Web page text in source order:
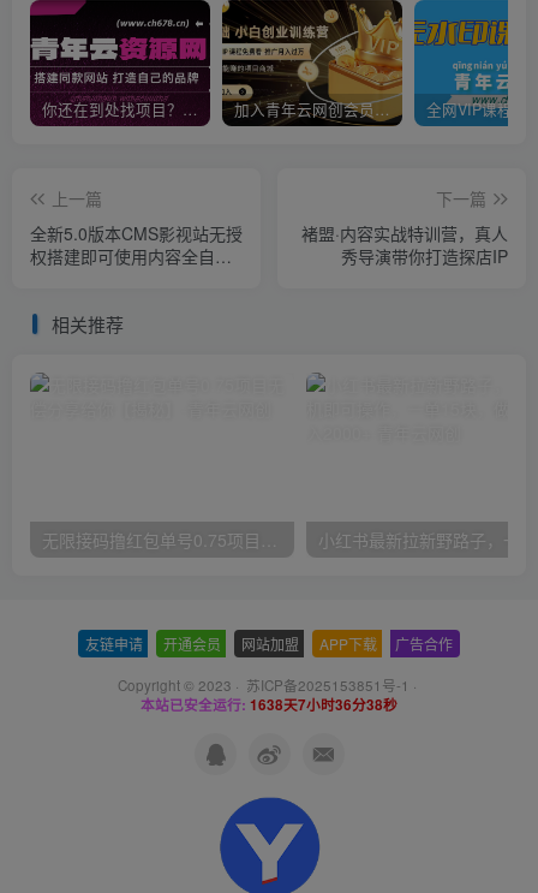
你还在到处找项目？还在当韭菜？我靠卖项目一个月收入5万+，曾经我也是个失败者。 加入青年云网创会员，全站资源免费学习。加入高级合伙人，推广日入1000+
上一篇
全新5.0版本CMS影视站无授
权搭建即可使用内容全自动
下一篇
褚盟·内容实战特训营，真人
秀导演带你打造探店IP
相关推荐
无限接码撸红包单号0.75项目无偿分享给你【揭秘】
友链申请 开通会员 网站加盟 APP下载 广告合作
Copyright © 2023 · 苏ICP备2025153851号-1 ·
本站已安全运行: 1638天7小时36分39秒